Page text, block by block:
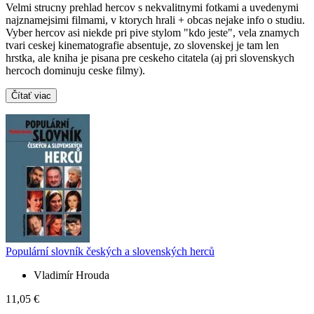
Velmi strucny prehlad hercov s nekvalitnymi fotkami a uvedenymi
najznamejsimi filmami, v ktorych hrali + obcas nejake info o studiu.
Vyber hercov asi niekde pri pive stylom "kdo jeste", vela znamych
tvari ceskej kinematografie absentuje, zo slovenskej je tam len
hrstka, ale kniha je pisana pre ceskeho citatela (aj pri slovenskych
hercoch dominuju ceske filmy).
Čítať viac
Populární slovník českých a slovenských herců
Vladimír Hrouda
11,05 €